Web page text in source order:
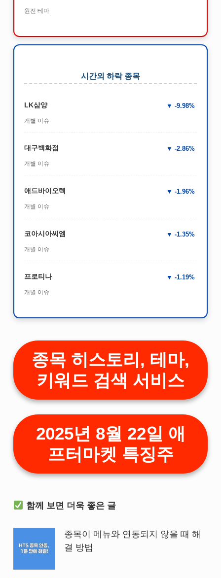
원전 테마
시간외 하락 종목
LK삼양
개별 이슈
-9.98%
대구백화점
개별 이슈
-2.86%
애드바이오텍
개별 이슈
-1.96%
코아시아씨엠
개별 이슈
-1.35%
프로티나
개별 이슈
-1.19%
종목 히스토리, 테마,
키워드 검색 서비스
2025년 8월 22일 애
프터마켓 특징주
함께 보면 더욱 좋은 글
종목이 메뉴와 연동되지 않을 때 해
결 방법